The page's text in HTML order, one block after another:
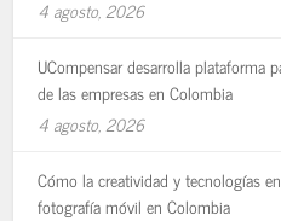
4 agosto, 2026
UCompensar desarrolla plataforma
de las empresas en Colombia
4 agosto, 2026
Cómo la creatividad y tecnologías
fotografía móvil en Colombia